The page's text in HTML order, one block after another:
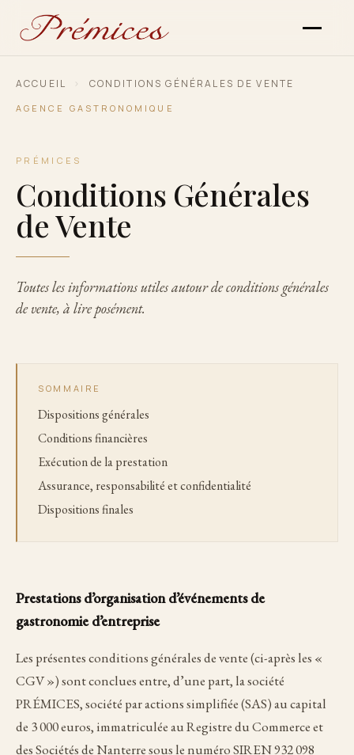
+33 6 42 54 50 52 · TOM@PREMICES.CLUB
ACCUEIL › CONDITIONS GÉNÉRALES DE VENTE
AGENCE GASTRONOMIQUE
PRÉMICES
Conditions Générales
de Vente
Toutes les informations utiles autour de conditions générales
de vente, à lire posément.
SOMMAIRE
Dispositions générales
Conditions financières
Exécution de la prestation
Assurance, responsabilité et confidentialité
Dispositions finales
Prestations d’organisation d’événements de
gastronomie d’entreprise
Les présentes conditions générales de vente (ci-après les «
CGV ») sont conclues entre, d’une part, la société
PRÉMICES, société par actions simplifiée (SAS) au capital
de 3 000 euros, immatriculée au Registre du Commerce et
des Sociétés de Nanterre sous le numéro SIREN 932 098